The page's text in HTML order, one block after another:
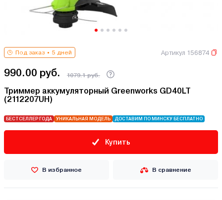
Под заказ 5 дней Артикул 156874
990.00 руб. 1079.1 руб.
Триммер аккумуляторный Greenworks GD40LT
(2112207UH)
БЕСТСЕЛЛЕР ГОДА УНИКАЛЬНАЯ МОДЕЛЬ ДОСТАВИМ ПО МИНСКУ БЕСПЛАТНО
Купить
В избранное В сравнение